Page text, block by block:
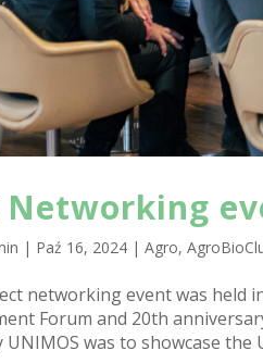
Networking
| Paź 16, 2024 |Agro,
networking event was held
Forum and 20th
was to showcase the